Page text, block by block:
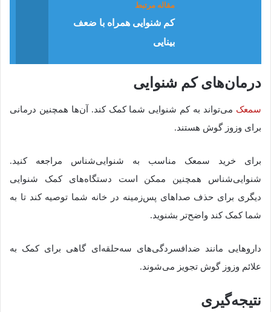
مقاله مرتبط
کم شنوایی همراه با ضعف
بینایی
درمان‌های کم شنوایی
سمعک می‌تواند به کم شنوایی شما کمک کند. آن‌ها همچنین درمانی
برای وزوز گوش هستند.
برای خرید سمعک مناسب به شنوایی‌شناس مراجعه کنید.
شنوایی‌شناس همچنین ممکن است دستگاه‌های کمک شنوایی
دیگری برای حذف صداهای پس‌زمینه در خانه شما توصیه کند تا به
شما کمک کند واضح‌تر بشنوید.
داروهایی مانند ضدافسردگی‌های سه‌حلقه‌ای گاهی برای کمک به
علائم وزوز گوش تجویز می‌شوند.
نتیجه‌گیری